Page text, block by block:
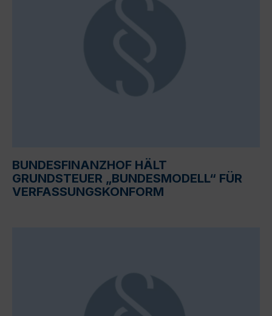
BUNDESFINANZHOF HÄLT
GRUNDSTEUER „BUNDESMODELL“ FÜR
VERFASSUNGSKONFORM